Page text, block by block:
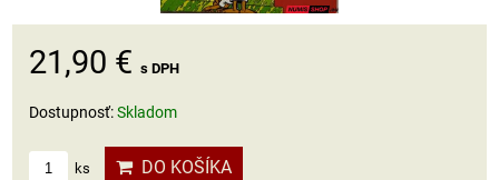
21,90 € s DPH
Dostupnosť:Skladom
ks DO KOŠÍKA